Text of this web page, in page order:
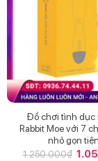
Đồ chơi tình dục
Rabbit Moe với 7
nhỏ gọn
1.250.000₫ Giá